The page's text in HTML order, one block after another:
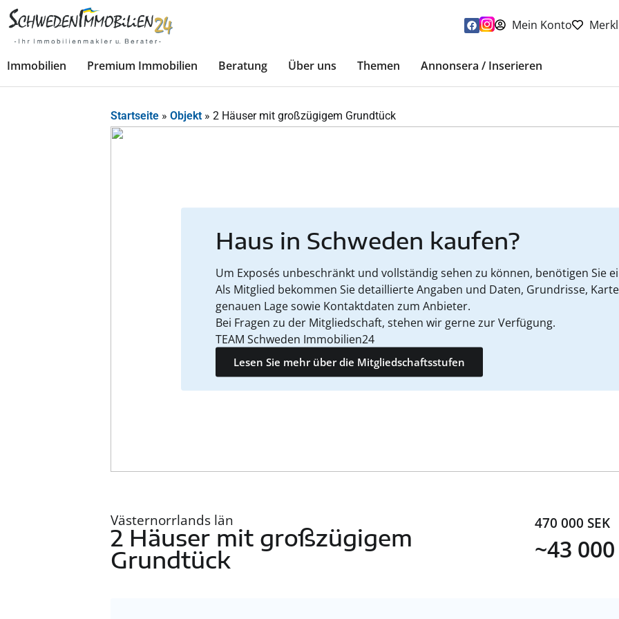
Mein Konto
Immobilien Premium Immobilien Beratung Über uns Themen Annonsera / Inserieren
Startseite » Objekt » 2 Häuser mit großzügigem Grundtück
Haus in Schweden kaufen?
Um Exposés unbeschränkt und vollständig sehen zu können, benötigen Sie
Als Mitglied bekommen Sie detaillierte Angaben und Daten, Grundrisse,
genauen Lage sowie Kontaktdaten zum Anbieter.
Bei Fragen zu der Mitgliedschaft, stehen wir gerne zur Verfügung.
TEAM Schweden Immobilien24
Lesen Sie mehr über die Mitgliedschaftsstufen
Västernorrlands län
2 Häuser mit großzügigem
Grundtück
470 000 SEK
~43